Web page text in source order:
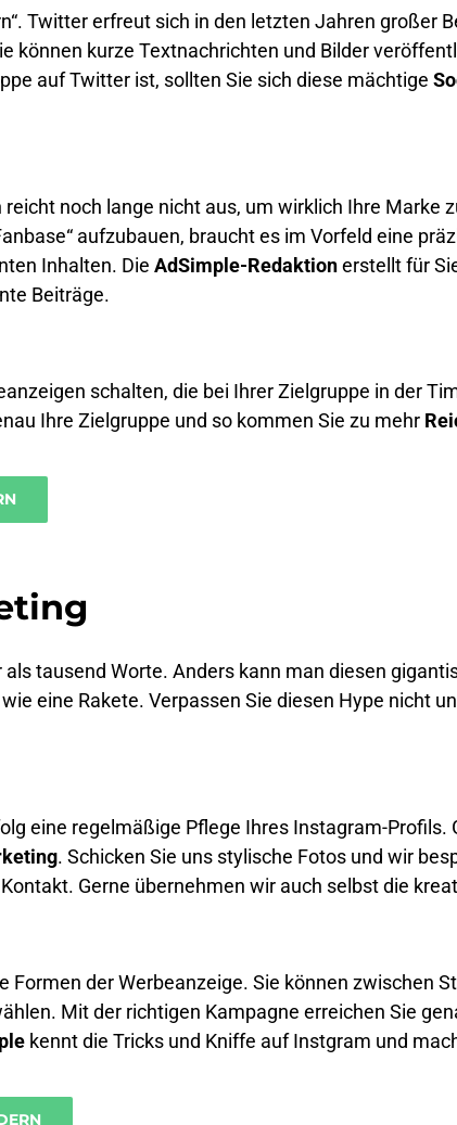
Twitter erfreut sich in den letzten Jahren großer
können kurze Textnachrichten und Bilder
auf Twitter ist, sollten Sie sich diese mächtige
noch lange nicht aus, um wirklich Ihre Marke
aufzubauen, braucht es im Vorfeld eine
Inhalten. Die AdSimple-Redaktionerstellt für
Beiträge.
schalten, die bei Ihrer Zielgruppe in der
Ihre Zielgruppe und so kommen Sie zu mehr
tausend Worte. Anders kann man diesen
eine Rakete. Verpassen Sie diesen Hype nicht
eine regelmäßige Pflege Ihres Instagram-Profils.
. Schicken Sie uns stylische Fotos und wir
Gerne übernehmen wir auch selbst die
der Werbeanzeige. Sie können zwischen
Mit der richtigen Kampagne erreichen Sie
kennt die Tricks und Kniffe auf Instgram und